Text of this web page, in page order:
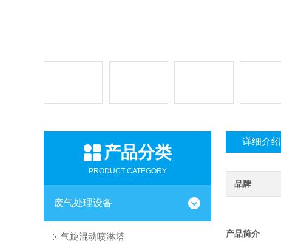
产品分类
PRODUCT CATEGORY
废气处理设备
气旋混动喷淋塔
详细介绍
品牌
产品简介